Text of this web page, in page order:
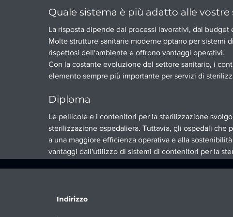
Quale sistema è più adatto alle
La risposta dipende dai processi lavorativi, dal
Molte strutture sanitarie moderne optano per sistemi
rispettosi dell'ambiente e offrono vantaggi operativi.
Con la costante evoluzione del settore sanitario, i
elemento sempre più importante per servizi di
Diploma
Le pellicole e i contenitori per la sterilizzazione
sterilizzazione ospedaliera. Tuttavia, gli ospedali che
a una maggiore efficienza operativa e alla
vantaggi dall'utilizzo di sistemi di contenitori per la
Indirizzo